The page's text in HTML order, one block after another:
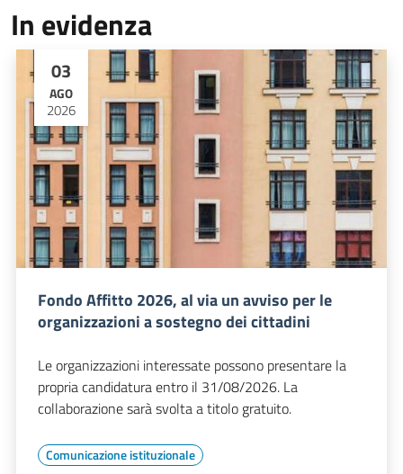
In evidenza
03
AGO
2026
Fondo Affitto 2026, al via un avviso per le
organizzazioni a sostegno dei cittadini
Le organizzazioni interessate possono presentare la
propria candidatura entro il 31/08/2026. La
collaborazione sarà svolta a titolo gratuito.
Comunicazione istituzionale